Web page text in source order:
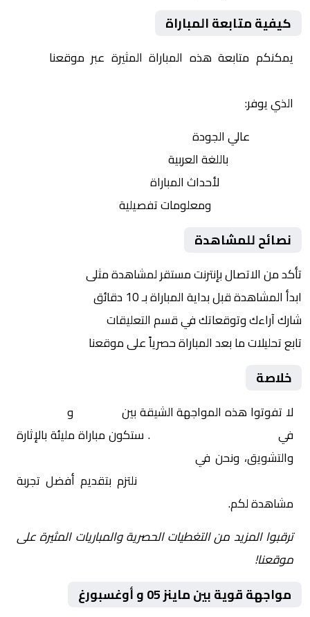
كيفية متابعة المباراة
يمكنكم متابعة هذه المباراة المثيرة عبر موقعنا
الذي يوفر:
عالي الجودة
باللغة العربية
لأحداث المباراة
ومعلومات تفصيلية
نصائح للمشاهدة
تأكد من الاتصال بإنترنت مستقر لمشاهدة مثلى
ابدأ المشاهدة قبل بداية المباراة بـ 10 دقائق
شارك آراءك وتوقعاتك في قسم التعليقات
تابع تحليلات ما بعد المباراة حصرياً على موقعنا
خلاصة
لا تفوتوا هذه المواجهة الشيقة بين و
في
. ستكون مباراة مليئة بالإثارة
والتشويق، ونحن في
نلتزم بتقديم أفضل تجربة
مشاهدة لكم.
ترقبوا المزيد من التغطيات الحصرية والمباريات المثيرة على
موقعنا!
مواجهة قوية بين ماينز 05 و أوغسبورغ